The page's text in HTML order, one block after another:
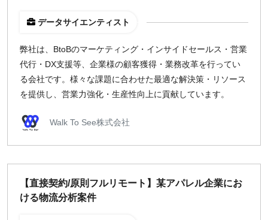
データサイエンティスト
弊社は、BtoBのマーケティング・インサイドセールス・営業
代行・DX​支援等、企業様の顧客獲得・業務改革を行ってい
る会社です。様々な課題に合わせた最適な解決策・リソース
を提供し、営業力強化・生産性向上に貢献​しています。
Walk To See株式会社
【直接契約/原則フルリモート】某アパレル企業にお
ける物流分析案件